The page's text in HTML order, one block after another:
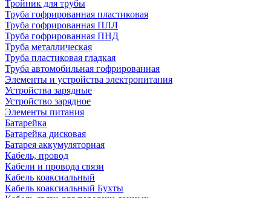
Тройник для трубы
Труба гофрированная пластиковая
Труба гофрированная ПЛЛ
Труба гофрированная ПНД
Труба металлическая
Труба пластиковая гладкая
Труба автомобильная гофрированная
Элементы и устройства электропитания
Устройства зарядные
Устройство зарядное
Элементы питания
Батарейка
Батарейка дисковая
Батарея аккумуляторная
Кабель, провод
Кабели и провода связи
Кабель коаксиальный
Кабель коаксиальный Бухты